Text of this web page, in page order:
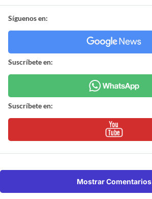
Síguenos en:
Suscríbete en:
Suscríbete en:
Mostrar Comentarios